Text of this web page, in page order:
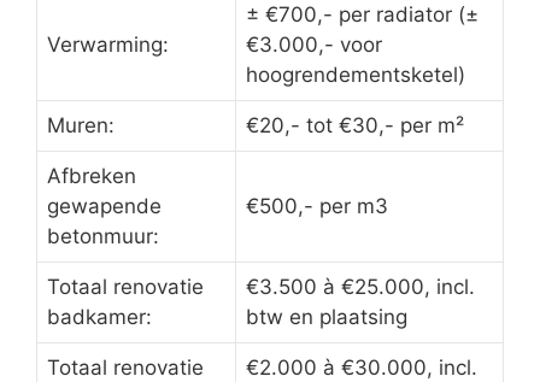
Verwarming:
± €700,- per radiator (±
€3.000,- voor
hoogrendementsketel)
Muren: €20,- tot €30,- per m²
Afbreken
gewapende
betonmuur:
€500,- per m3
Totaal renovatie
badkamer:
€3.500 à €25.000, incl.
btw en plaatsing
Totaal renovatie
€2.000 à €30.000, incl.